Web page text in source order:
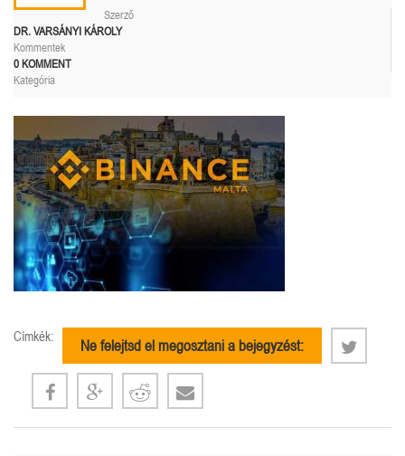
Szerző
DR. VARSÁNYI KÁROLY
Kommentek
0 KOMMENT
Kategória
Címkék:
Ne felejtsd el megosztani a bejegyzést: